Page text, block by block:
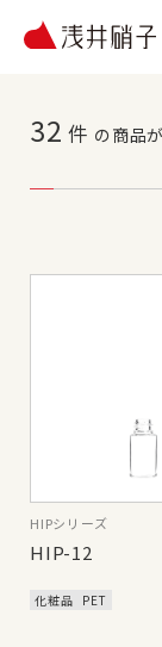
32 件 の商品
HIPシリーズ
HIP-12
化粧品 PET